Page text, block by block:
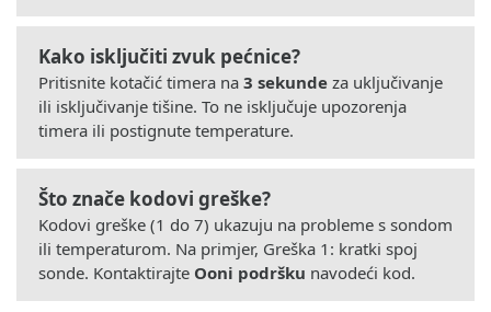
Kako isključiti zvuk pećnice?
Pritisnite kotačić timera na 3 sekunde za uključivanje
ili isključivanje tišine. To ne isključuje upozorenja
timera ili postignute temperature.
Što znače kodovi greške?
Kodovi greške (1 do 7) ukazuju na probleme s sondom
ili temperaturom. Na primjer, Greška 1: kratki spoj
sonde. Kontaktirajte Ooni podršku navodeći kod.